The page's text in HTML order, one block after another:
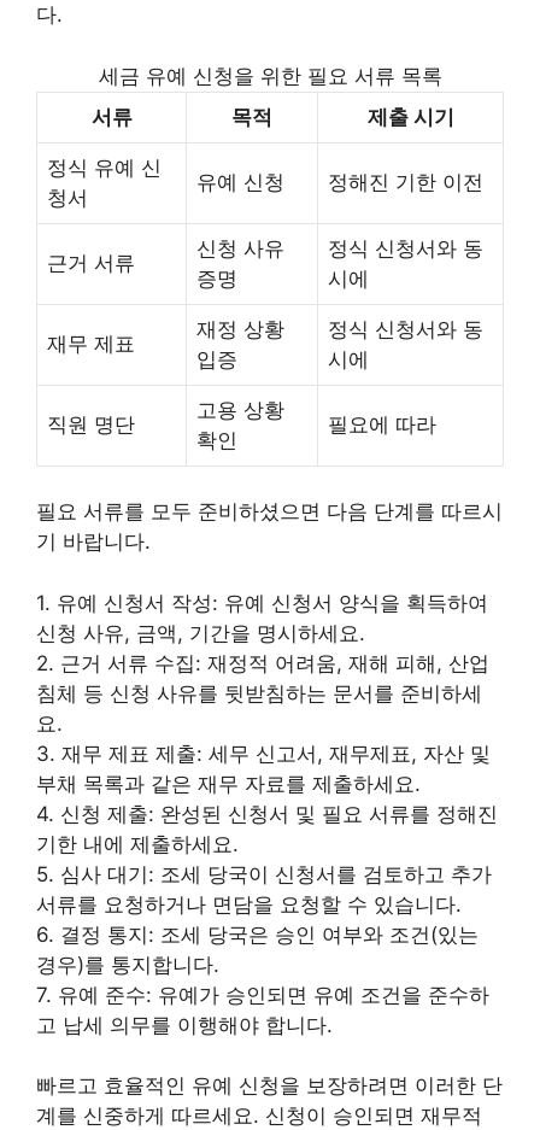
다.
세금 유예 신청을 위한 필요 서류 목록
서류
목적 제출 시기
정식 유예 신
청서
유예 신청 정해진 기한 이전
근거 서류
신청 사유
증명
정식 신청서와 동
시에
재무 제표
재정 상황
입증
정식 신청서와 동
시에
직원 명단
고용 상황
확인
필요에 따라
필요 서류를 모두 준비하셨으면 다음 단계를 따르시
기 바랍니다.
1. 유예 신청서 작성: 유예 신청서 양식을 획득하여
신청 사유, 금액, 기간을 명시하세요.
2. 근거 서류 수집: 재정적 어려움, 재해 피해, 산업
침체 등 신청 사유를 뒷받침하는 문서를 준비하세
요.
3. 재무 제표 제출: 세무 신고서, 재무제표, 자산 및
부채 목록과 같은 재무 자료를 제출하세요.
4. 신청 제출: 완성된 신청서 및 필요 서류를 정해진
기한 내에 제출하세요.
5. 심사 대기: 조세 당국이 신청서를 검토하고 추가
서류를 요청하거나 면담을 요청할 수 있습니다.
6. 결정 통지: 조세 당국은 승인 여부와 조건(있는
경우)를 통지합니다.
7. 유예 준수: 유예가 승인되면 유예 조건을 준수하
고 납세 의무를 이행해야 합니다.
빠르고 효율적인 유예 신청을 보장하려면 이러한 단
계를 신중하게 따르세요. 신청이 승인되면 재무적